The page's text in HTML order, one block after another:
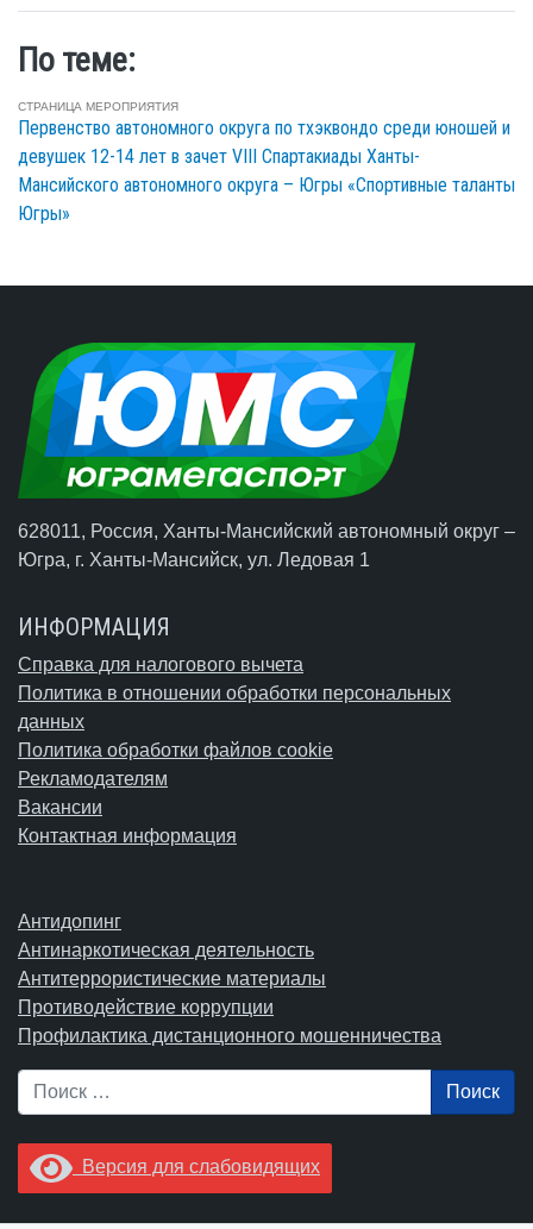
По теме:
СТРАНИЦА МЕРОПРИЯТИЯ
Первенство автономного округа по тхэквондо среди юношей и
девушек 12-14 лет в зачет VIII Спартакиады Ханты-
Мансийского автономного округа – Югры «Спортивные таланты
Югры»
628011, Россия, Ханты-Мансийский автономный округ –
Югра, г. Ханты-Мансийск, ул. Ледовая 1
ИНФОРМАЦИЯ
Справка для налогового вычета
Политика в отношении обработки персональных
данных
Политика обработки файлов cookie
Рекламодателям
Вакансии
Контактная информация
Антидопинг
Антинаркотическая деятельность
Антитеррористические материалы
Противодействие коррупции
Профилактика дистанционного мошенничества
Поиск
Версия для слабовидящих